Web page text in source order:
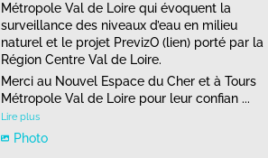
Métropole Val de Loire qui évoquent la
surveillance des niveaux d’eau en milieu
naturel et le projet PrevizO (lien) porté par la
Région Centre Val de Loire.
Merci au Nouvel Espace du Cher et à Tours
Métropole Val de Loire pour leur confian ...
Lire plus
Photo